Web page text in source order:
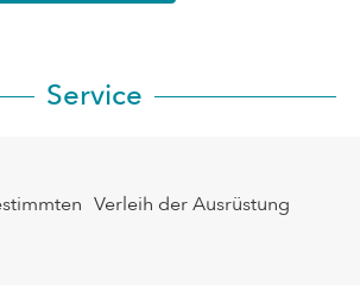
Service
Verleih der Ausrüstung